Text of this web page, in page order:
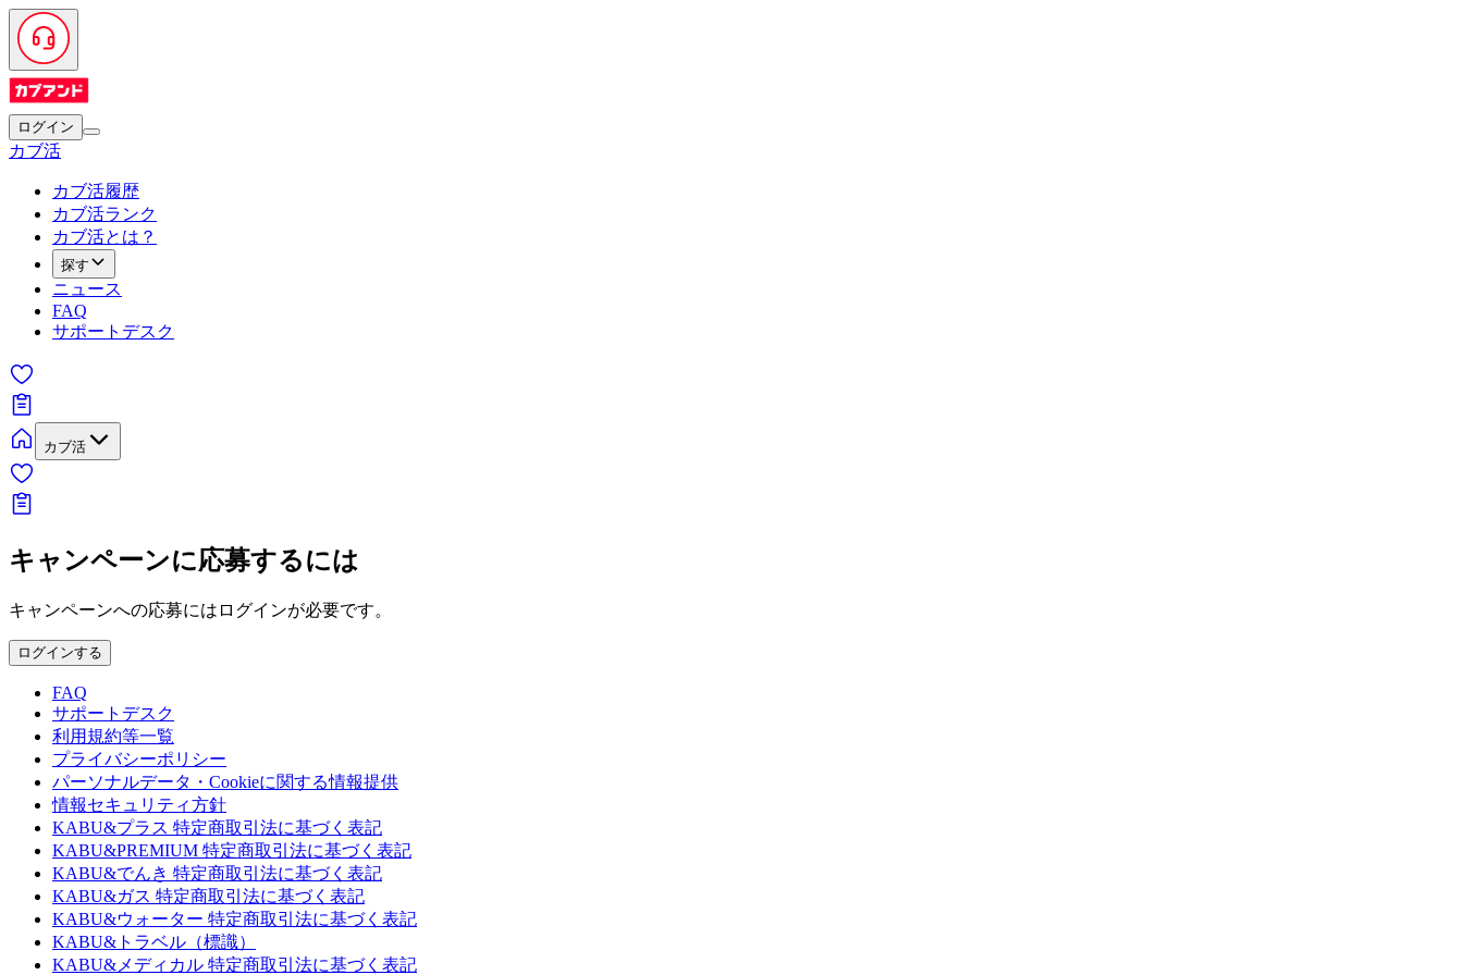
ログイン
カブ活
カブ活履歴
カブ活ランク
カブ活とは？
探す
ニュース
FAQ
サポートデスク
カブ活
キャンペーンに応募するには
キャンペーンへの応募にはログインが必要です。
ログインする
FAQ
サポートデスク
利用規約等一覧
プライバシーポリシー
パーソナルデータ・Cookieに関する情報提供
情報セキュリティ方針
KABU&プラス 特定商取引法に基づく表記
KABU&PREMIUM 特定商取引法に基づく表記
KABU&でんき 特定商取引法に基づく表記
KABU&ガス 特定商取引法に基づく表記
KABU&ウォーター 特定商取引法に基づく表記
KABU&トラベル（標識）
KABU&メディカル 特定商取引法に基づく表記